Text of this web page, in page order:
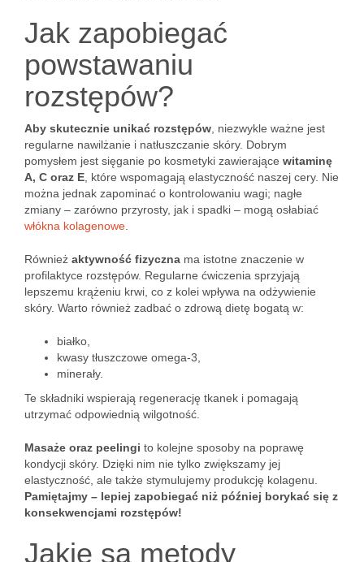
Jak zapobiegać
powstawaniu
rozstępów?
Aby skutecznie unikać rozstępów , niezwykle ważne jest
regularne nawilżanie i natłuszczanie skóry. Dobrym
pomysłem jest sięganie po kosmetyki zawierające witaminę
A, C oraz E , które wspomagają elastyczność naszej cery. Nie
można jednak zapominać o kontrolowaniu wagi; nagłe
zmiany – zarówno przyrosty, jak i spadki – mogą osłabiać
włókna kolagenowe
Również aktywność fizyczna ma istotne znaczenie w
profilaktyce rozstępów. Regularne ćwiczenia sprzyjają
lepszemu krążeniu krwi, co z kolei wpływa na odżywienie
skóry. Warto również zadbać o zdrową dietę bogatą w:
białko,
kwasy tłuszczowe omega-3,
minerały.
Te składniki wspierają regenerację tkanek i pomagają
utrzymać odpowiednią wilgotność.
Masaże oraz peelingi to kolejne sposoby na poprawę
kondycji skóry. Dzięki nim nie tylko zwiększamy jej
elastyczność, ale także stymulujemy produkcję kolagenu.
Pamiętajmy – lepiej zapobiegać niż później borykać się z
konsekwencjami rozstępów!
Jakie są metody